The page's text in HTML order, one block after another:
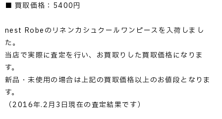
■ 買取価格：5400円
nest Robeのリネンカシュクールワンピースを入荷しまし
た。
当店で実際に査定を行い、お買取りした買取価格になりま
す。
新品・未使用の場合は上記の買取価格以上のお値段となりま
す。
（2016年.2月3日現在の査定結果です）